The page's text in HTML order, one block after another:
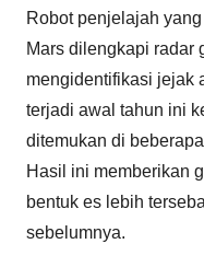
Robot penjelajah
Mars dilengkapi radar
mengidentifikasi jejak
terjadi awal tahun ini
ditemukan di
Hasil ini memberikan
bentuk es lebih
sebelumnya.